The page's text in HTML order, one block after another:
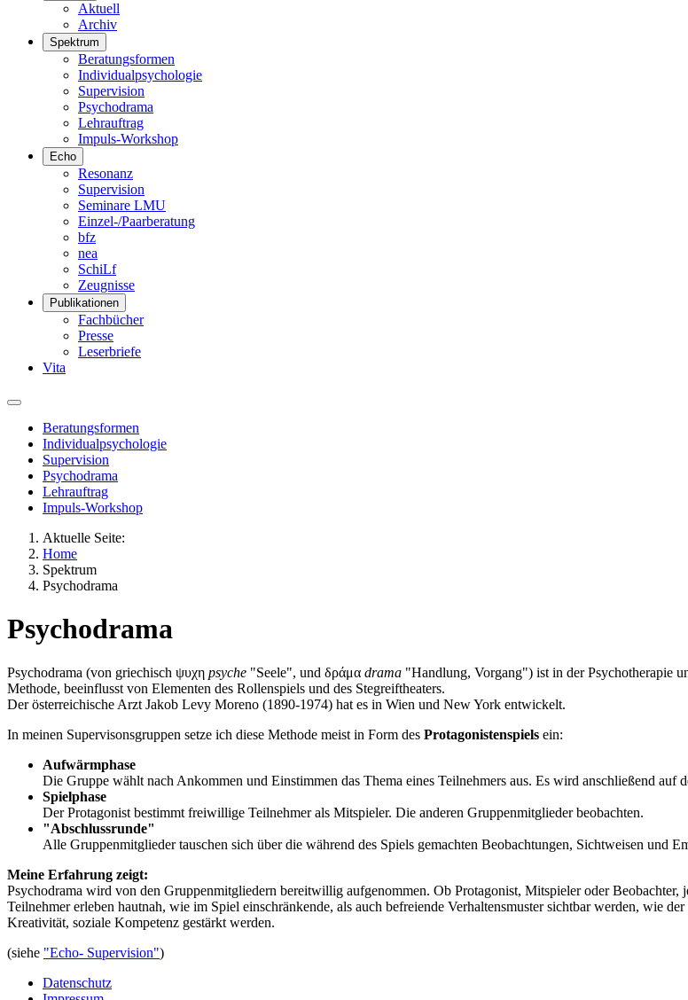
Aktuell
Archiv
Spektrum
Beratungsformen
Individualpsychologie
Supervision
Psychodrama
Lehrauftrag
Impuls-Workshop
Echo
Resonanz
Supervision
Seminare LMU
Einzel-/Paarberatung
bfz
nea
SchiLf
Zeugnisse
Publikationen
Fachbücher
Presse
Leserbriefe
Vita
Beratungsformen
Individualpsychologie
Supervision
Psychodrama
Lehrauftrag
Impuls-Workshop
Aktuelle Seite:
Home
Spektrum
Psychodrama
Psychodrama
Psychodrama (von griechisch ψυχη psyche "Seele", und δράμα drama "Handlung, Vorgang") ist in der Psychotherapie
Methode, beeinflusst von Elementen des Rollenspiels und des Stegreiftheaters.
Der österreichische Arzt Jakob Levy Moreno (1890-1974) hat es in Wien und New York entwickelt.
In meinen Supervisonsgruppen setze ich diese Methode meist in Form des Protagonistenspiels ein:
Aufwärmphase
Die Gruppe wählt nach Ankommen und Einstimmen das Thema eines Teilnehmers aus. Es wird anschließend auf
Spielphase
Der Protagonist bestimmt freiwillige Teilnehmer als Mitspieler. Die anderen Gruppenmitglieder beobachten.
"Abschlussrunde"
Alle Gruppenmitglieder tauschen sich über die während des Spiels gemachten Beobachtungen, Sichtweisen und
Meine Erfahrung zeigt:
Psychodrama wird von den Gruppenmitgliedern bereitwillig aufgenommen. Ob Protagonist, Mitspieler oder
Teilnehmer erleben hautnah, wie im Spiel einschränkende, als auch befreiende Verhaltensmuster sichtbar werden, wie
Kreativität, soziale Kompetenz gestärkt werden.
(siehe "Echo- Supervision")
Datenschutz